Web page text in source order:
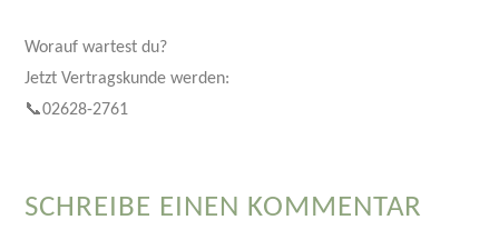
Worauf wartest du?
Jetzt Vertragskunde werden:
📞02628-2761
SCHREIBE EINEN KOMMENTAR